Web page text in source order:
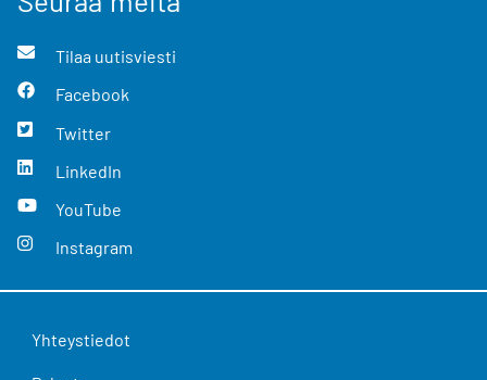
Tilaa uutisviesti
Facebook
Twitter
LinkedIn
YouTube
Instagram
Yhteystiedot